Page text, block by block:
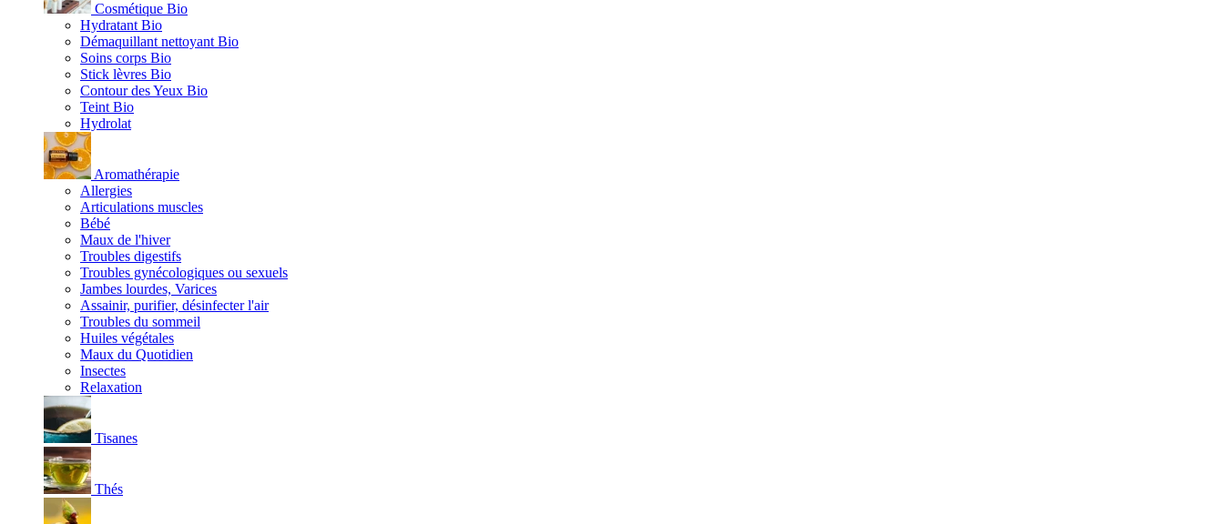
Cosmétique Bio
Hydratant Bio
Démaquillant nettoyant Bio
Soins corps Bio
Stick lèvres Bio
Contour des Yeux Bio
Teint Bio
Hydrolat
Aromathérapie
Allergies
Articulations muscles
Bébé
Maux de l'hiver
Troubles digestifs
Troubles gynécologiques ou sexuels
Jambes lourdes, Varices
Assainir, purifier, désinfecter l'air
Troubles du sommeil
Huiles végétales
Maux du Quotidien
Insectes
Relaxation
Tisanes
Thés